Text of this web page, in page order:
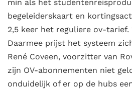
min als het
begeleiderskaart en
2,5 keer het reguliere ov-tarief.
Daarmee prijst het systeem
René Coveen, voorzitter van
zijn OV-abonnementen niet
onduidelijk of er op de hubs